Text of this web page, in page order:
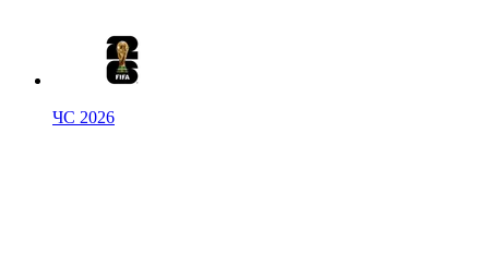
ЧС 2026